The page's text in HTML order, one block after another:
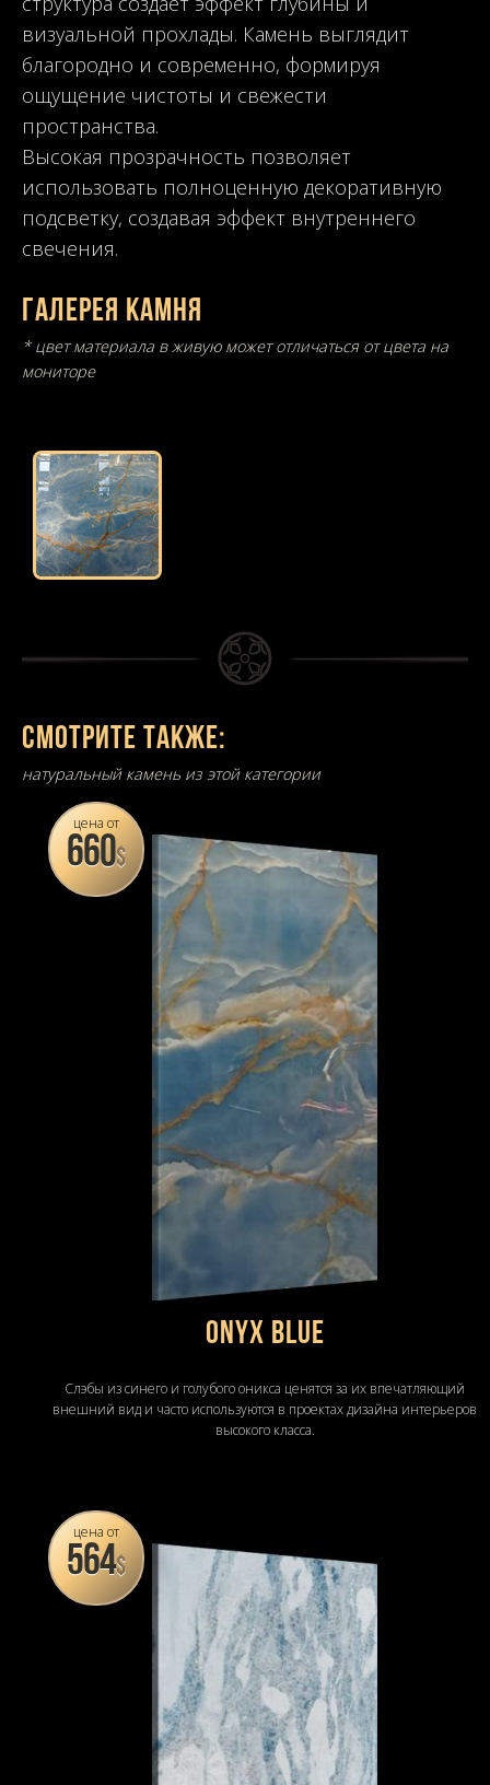
визуальной прохлады. Камень выглядит
благородно и современно, формируя
ощущение чистоты и свежести
пространства.
Высокая прозрачность позволяет
использовать полноценную декоративную
подсветку, создавая эффект внутреннего
свечения.
Галерея камня
* цвет материала в живую может отличаться от цвета на
мониторе
Смотрите также:
натуральный камень из этой категории
цена от
660$
Onyx Blue
Слэбы из синего и голубого оникса ценятся за их впечатляющий
внешний вид и часто используются в проектах дизайна интерьеров
высокого класса.
цена от
564$